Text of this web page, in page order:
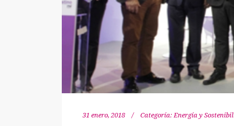
31 enero, 2018 Categoría: Energía y